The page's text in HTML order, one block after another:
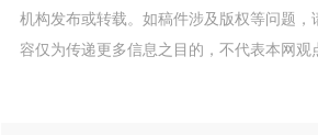
机构发布或转载。如稿件涉及版权等问题，
容仅为传递更多信息之目的，不代表本网观